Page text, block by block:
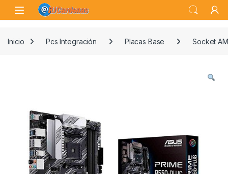
Skip to navigation
Skip to content
Open
Inicio Pcs Integración Placas Base Socket